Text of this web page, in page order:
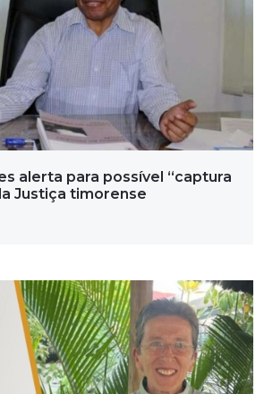
alerta para possível “captura
Justiça timorense